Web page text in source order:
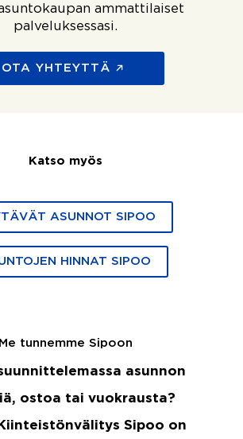
ammattilaiset
palveluksessasi.
OTA YHTEYTTÄ
Katso myös
ASUNNOT SIPOO
HINNAT SIPOO
Me tunnemme Sipoon
asunnon
ostoa tai vuokrausta?
Kiinteistönvälitys Sipoo on